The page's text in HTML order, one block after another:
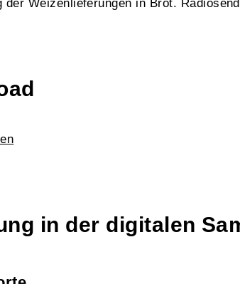
der Weizenlieferungen in Brot.
in der digitalen